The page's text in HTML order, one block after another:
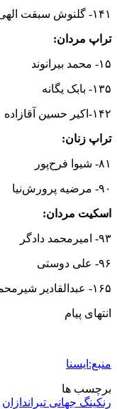
۱۴۱- گلنوش سبقت الهی
تراپ مردان:
۱۵- محمد بیرانوند
۱۳۵- بابک یگانه
۱۴۲-اکیر حسین آقازاده
تراپ زنان:
۸۱- شیوا فرح‌پور
۹۰- مرضیه پرورش‌نیا
اسکیت مردان:
۹۳- امیرمحمد دادگر
۹۶- علی دوستی
۱۶۵- عبدالقادیر شیرمحمدی
انتهای پیام
منبع:ایسنا
برچسب ها
رنکینگ جهانی تیراندازان